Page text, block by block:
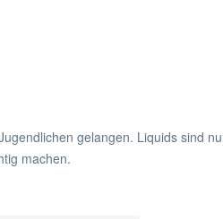
gelangen. Liquids sind
machen.